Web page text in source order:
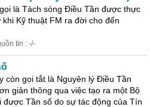
là Tách sóng Điều Tần được thực
Kỹ thuật FM ra đời cho đến
tin : -/-
còn gọi tắt là Nguyên lý Điều Tần
giản thông qua việc tạo ra một Bộ
Tần số do sự tác động của Tín